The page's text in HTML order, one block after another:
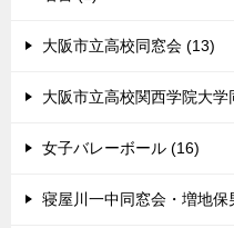
大阪市立高校同窓会 (13)
大阪市立高校関西学院大
女子バレーボール (16)
寝屋川一中同窓会・増地保